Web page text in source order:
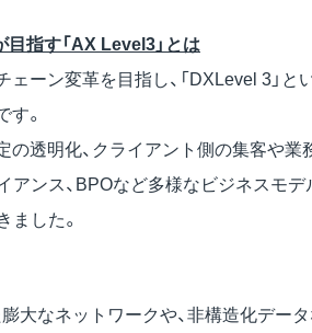
指す「AX Level3」とは
ーン変革を目指し、「DXLevel 3」
。
の透明化、クライアント側の集客や
アンス、BPOなど多様なビジネスモ
した。
大なネットワークや、非構造化デー